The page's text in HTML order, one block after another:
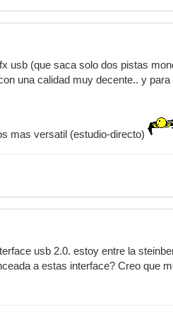
usb (que saca solo dos pistas
una calidad muy decente.. y
mas versatil (estudio-directo)
usb 2.0. estoy entre la
a estas interface? Creo que